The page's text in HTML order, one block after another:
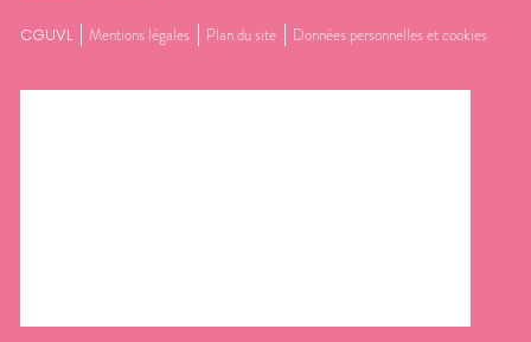
CGUVL Mentions légales Plan du site Données personnelles et cookies